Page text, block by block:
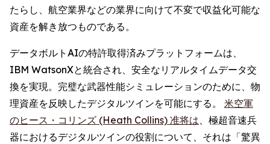
たらし、航空業界などの業界に向けて不変で収益化可能な
資産を解き放つものである。
データボルトAIの特許取得済みプラットフォームは、
IBM WatsonXと統合され、安全なリアルタイムデータ交
換を実現。完璧な武器性能シミュレーションのために、物
理資産を反映したデジタルツインを可能にする。 米空軍
のヒース・コリンズ (Heath Collins) 准将は、極超音速兵
器におけるデジタルツインの役割について、それは「驚異